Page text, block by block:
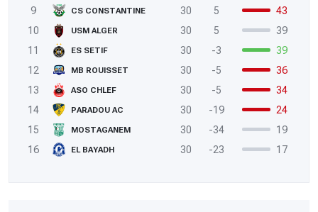
9
CS CONSTANTINE 30 5
43
10
USM ALGER 30 5
39
11
ES SETIF 30 -3
39
12
MB ROUISSET 30 -5
36
13
ASO CHLEF 30 -5
34
14
PARADOU AC 30 -19
24
15
MOSTAGANEM 30 -34
19
16
EL BAYADH 30 -23 17